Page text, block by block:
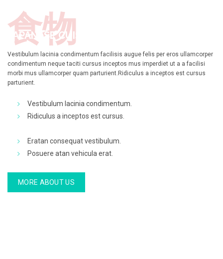
食物
JAPANESE CUISINE
Vestibulum lacinia condimentum facilisis augue felis per eros ullamcorper
condimentum neque taciti cursus inceptos mus imperdiet ut a a facilisi
morbi mus ullamcorper quam parturient.Ridiculus a inceptos est cursus
parturient.
Vestibulum lacinia condimentum.
Ridiculus a inceptos est cursus.
Eratan consequat vestibulum.
Posuere atan vehicula erat.
MORE ABOUT US